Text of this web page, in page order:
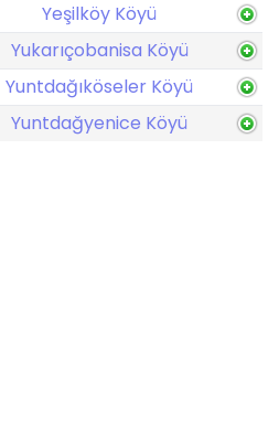
Yeşilköy Köyü
Yukarıçobanisa Köyü
Yuntdağıköseler Köyü
Yuntdağyenice Köyü